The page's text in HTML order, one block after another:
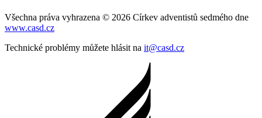
Všechna práva vyhrazena © 2026 Církev adventistů sedmého dne
www.casd.cz
Technické problémy můžete hlásit na it@casd.cz